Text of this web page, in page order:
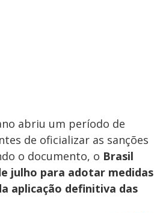
abriu um período de
de oficializar as sanções
o documento, o Brasil
julho para adotar medidas
aplicação definitiva das